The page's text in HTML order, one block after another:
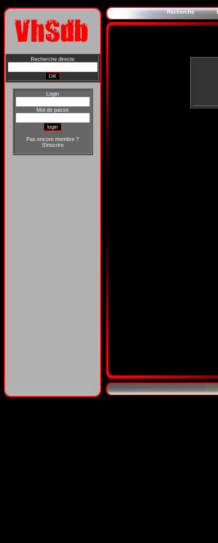
Recherche directe
Login
Mot de passe
Pas encore membre ?
S'inscrire
Recherche